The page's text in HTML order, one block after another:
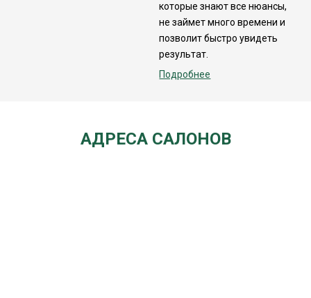
которые знают все нюансы,
не займет много времени и
позволит быстро увидеть
результат.
Подробнее
АДРЕСА САЛОНОВ